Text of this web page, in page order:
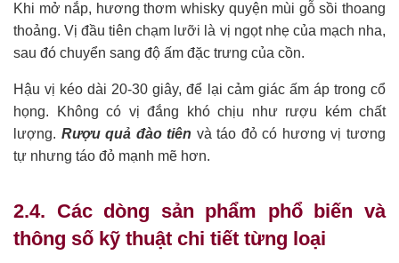
Khi mở nắp, hương thơm whisky quyện mùi gỗ sồi thoang
thoảng. Vị đầu tiên chạm lưỡi là vị ngọt nhẹ của mạch nha,
sau đó chuyển sang độ ấm đặc trưng của cồn.
Hậu vị kéo dài 20-30 giây, để lại cảm giác ấm áp trong cổ
họng. Không có vị đắng khó chịu như rượu kém chất
lượng. Rượu quả đào tiên và táo đỏ có hương vị tương
tự nhưng táo đỏ mạnh mẽ hơn.
2.4. Các dòng sản phẩm phổ biến và
thông số kỹ thuật chi tiết từng loại